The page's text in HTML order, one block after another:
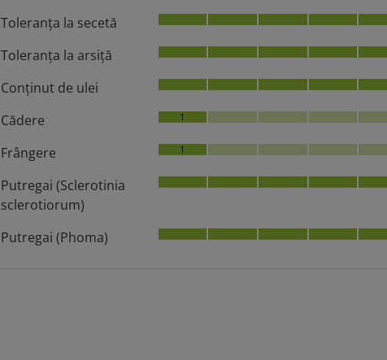
Toleranţa la secetă
Toleranţa la arsiţă
Conţinut de ulei
Cădere 1
Frângere 1
Putregai (Sclerotinia
sclerotiorum)
Putregai (Phoma)